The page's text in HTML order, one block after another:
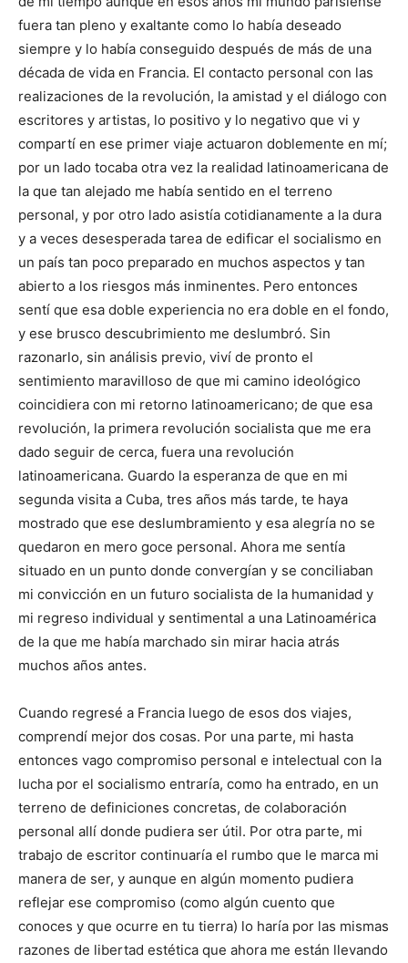
fuera tan pleno y exaltante como lo había deseado
siempre y lo había conseguido después de más de una
década de vida en Francia. El contacto personal con las
realizaciones de la revolución, la amistad y el diálogo con
escritores y artistas, lo positivo y lo negativo que vi y
compartí en ese primer viaje actuaron doblemente en mí;
por un lado tocaba otra vez la realidad latinoamericana de
la que tan alejado me había sentido en el terreno
personal, y por otro lado asistía cotidianamente a la dura
y a veces desesperada tarea de edificar el socialismo en
un país tan poco preparado en muchos aspectos y tan
abierto a los riesgos más inminentes. Pero entonces
sentí que esa doble experiencia no era doble en el fondo,
y ese brusco descubrimiento me deslumbró. Sin
razonarlo, sin análisis previo, viví de pronto el
sentimiento maravilloso de que mi camino ideológico
coincidiera con mi retorno latinoamericano; de que esa
revolución, la primera revolución socialista que me era
dado seguir de cerca, fuera una revolución
latinoamericana. Guardo la esperanza de que en mi
segunda visita a Cuba, tres años más tarde, te haya
mostrado que ese deslumbramiento y esa alegría no se
quedaron en mero goce personal. Ahora me sentía
situado en un punto donde convergían y se conciliaban
mi convicción en un futuro socialista de la humanidad y
mi regreso individual y sentimental a una Latinoamérica
de la que me había marchado sin mirar hacia atrás
muchos años antes.
Cuando regresé a Francia luego de esos dos viajes,
comprendí mejor dos cosas. Por una parte, mi hasta
entonces vago compromiso personal e intelectual con la
lucha por el socialismo entraría, como ha entrado, en un
terreno de definiciones concretas, de colaboración
personal allí donde pudiera ser útil. Por otra parte, mi
trabajo de escritor continuaría el rumbo que le marca mi
manera de ser, y aunque en algún momento pudiera
reflejar ese compromiso (como algún cuento que
conoces y que ocurre en tu tierra) lo haría por las mismas
razones de libertad estética que ahora me están llevando